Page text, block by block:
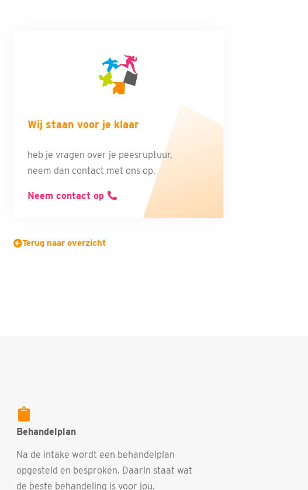
Wij staan voor je klaar
heb je vragen over je peesruptuur,
neem dan contact met ons op.
Neem contact op
Terug naar overzicht
Behandelplan
Na de intake wordt een behandelplan
opgesteld en besproken. Daarin staat wat
de beste behandeling is voor jou.